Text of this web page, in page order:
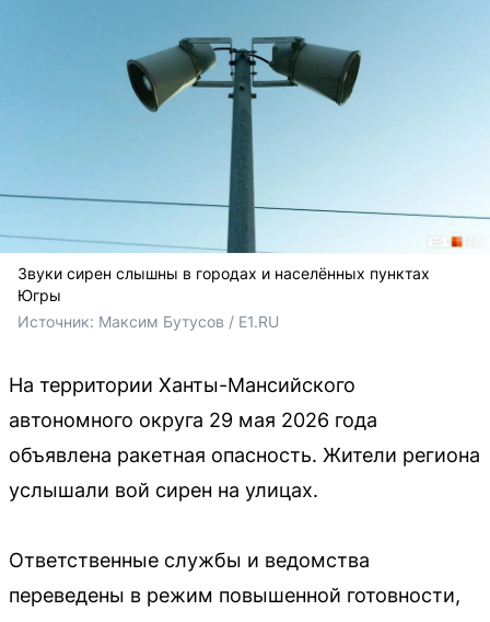
Звуки сирен слышны в городах и населённых пунктах
Югры
Источник: Максим Бутусов / E1.RU
На территории Ханты-Мансийского
автономного округа 29 мая 2026 года
объявлена ракетная опасность. Жители региона
услышали вой сирен на улицах.
Ответственные службы и ведомства
переведены в режим повышенной готовности,